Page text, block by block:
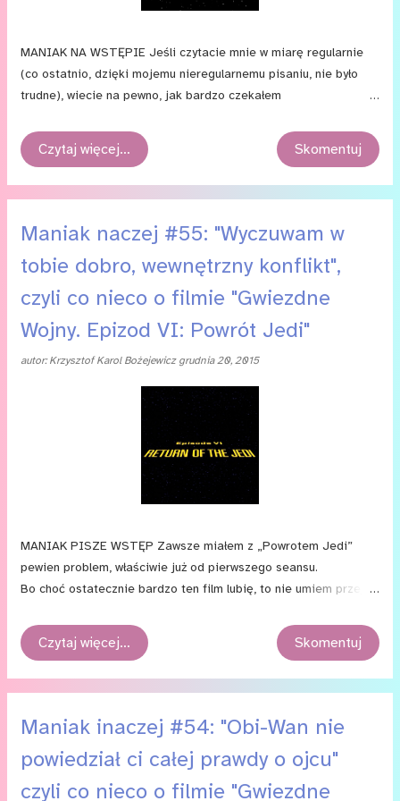
MANIAK NA WSTĘPIE Jeśli czytacie mnie w miarę regularnie
(co ostatnio, dzięki mojemu nieregularnemu pisaniu, nie było
trudne), wiecie na pewno, jak bardzo czekałem
o sprzedaniu Lucasfilmu Disneyowi i rozpoczęciu prac
nad kolejną częścią sagi, moja radość rosła i rosła. Na nocnej
trochę. A przecież nowi twórcy stanęli przed — bądź co bądź —
bardzo ciężką próbą. Dostali w swoje ręce serię, którą kochają
miliony fanów i pracowali pod ogromną presją. Mało tego, zanim
jeszcze produkcja filmu ruszyła na dobre, pojawiło się sporo
kontrowersji: od skasowania dotychczasowego poszerzonego
o książki i gry świata w celu dania twórcom wolnej ręki
w tworzeniu nowych przygód bohaterów, przez problemy
ze scenariuszem (Michael Ar...
Czytaj więcej… Skomentuj
Maniak naczej #55: "Wyczuwam w
tobie dobro, wewnętrzny konflikt",
czyli co nieco o filmie "Gwiezdne
Wojny. Epizod VI: Powrót Jedi"
autor:Krzysztof Karol Bożejewicz grudnia 20, 2015
MANIAK PISZE WSTĘP Zawsze miałem z „Powrotem Jedi”
pewien problem, właściwie już od pierwszego seansu.
Bo choć ostatecznie bardzo ten film lubię, to nie umiem przejść
dzieckiem i widzę je także dziś — nieco, oczywiście, wyraźniej
niż wtedy. Z pewnością trzeba powiedzieć, że „Powrót Jedi”
ostatecznie zawsze zwycięża; że tak jak nie powinno lekceważyć
się potęgi Ciemnej Strony Mocy (przed czym przestrzega
Imperator), tak powinno się też docenić potęgę Jasnej Strony
(co Imperatorowi, w całej swej arogancji, się - na szczęście -
nie udało). Jednocześnie, nie da się nie zauważyć,
Czytaj więcej… Skomentuj
Maniak inaczej #54: "Obi-Wan nie
powiedział ci całej prawdy o ojcu"
czyli co nieco o filmie "Gwiezdne